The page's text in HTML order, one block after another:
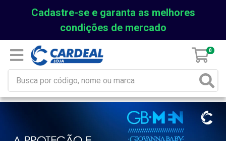
Cadastre-se e garanta as melhores
condições de mercado
0